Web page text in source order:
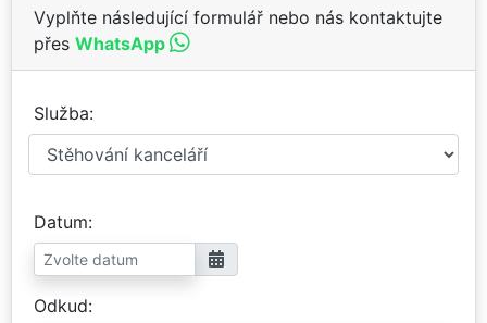
Vyplňte následující formulář nebo nás kontaktujte
přes WhatsApp
Služba
Datum
Odkud